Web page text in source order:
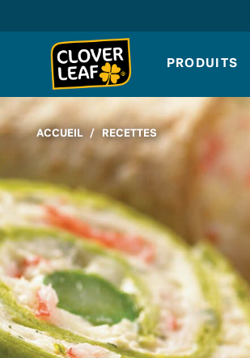
to
PRODUITS
ACCUEIL/ RECETTES